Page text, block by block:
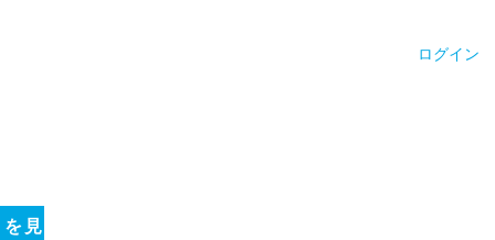
ログイン
見る